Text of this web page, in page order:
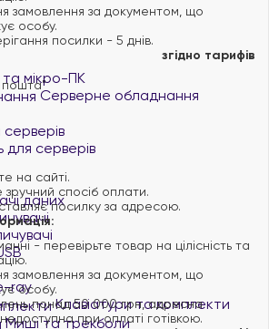
мікро-ПК
Серверне обладнання
серверів
даних
ray
Клавіатури та комплекти
Миші та трекболи
замовлення за документом, що
особу.
посилки - 5 днів.
згідно тарифів
на сайті.
спосіб оплати.
посилку за адресою.
- перевірьте товар на цілісність та
замовлення за документом, що
особу.
понад 50 000 грн, адресна
при оплаті готівкою.